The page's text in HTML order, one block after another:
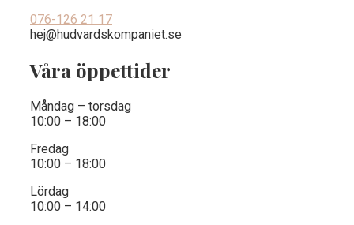
076-126 21 17
hej@hudvardskompaniet.se
Våra öppettider
Måndag – torsdag
10:00 – 18:00
Fredag
10:00 – 18:00
Lördag
10:00 – 14:00